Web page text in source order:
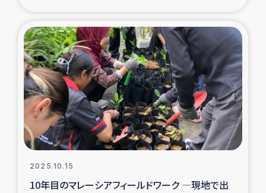
2025.10.15
10年目のマレーシアフィールドワーク ―現地で出